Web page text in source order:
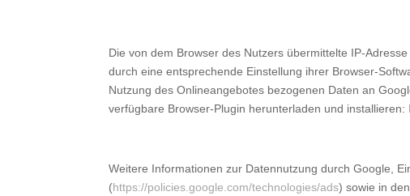
Die von dem Browser des Nutzers übermittelte IP-
durch eine entsprechende Einstellung ihrer Browser-
Nutzung des Onlineangebotes bezogenen Daten an
verfügbare Browser-Plugin herunterladen und installieren:
Weitere Informationen zur Datennutzung durch Google,
(https://policies.google.com/technologies/ads) sowie in